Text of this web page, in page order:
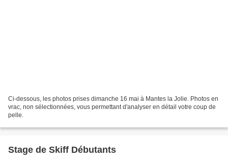
Ci-dessous, les photos prises dimanche 16 mai à Mantes la Jolie. Photos en
vrac, non sélectionnées, vous permettant d'analyser en détail votre coup de
pelle.
Stage de Skiff Débutants